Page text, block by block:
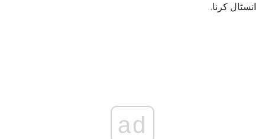
انسٹال کرنا.
ad